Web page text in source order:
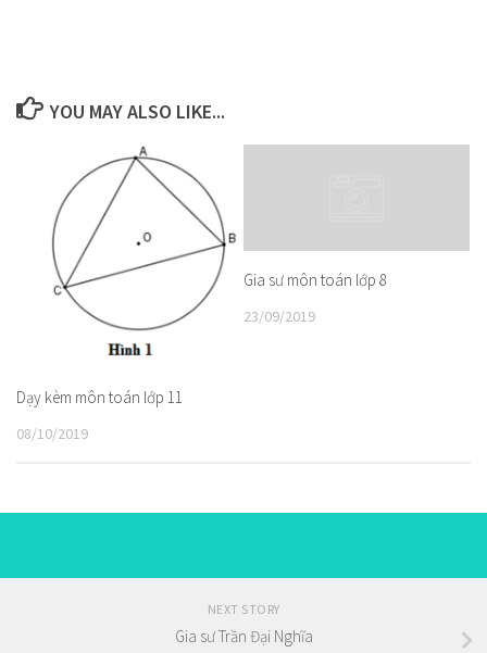
YOU MAY ALSO LIKE...
Dạy kèm môn toán lớp 11
08/10/2019
Gia sư môn toán lớp 8
23/09/2019
NEXT STORY
Gia sư Trần Đại Nghĩa